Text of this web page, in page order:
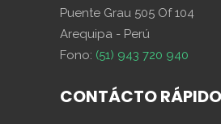
Puente Grau 505 Of 104
Arequipa - Perú
Fono: (51) 943 720 940
CONTÁCTO RÁPIDO